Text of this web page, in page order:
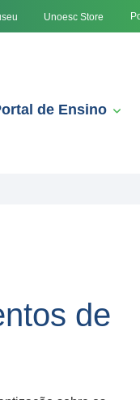
Unoesc Store
de Ensino
de